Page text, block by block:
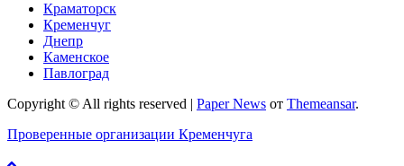
Краматорск
Кременчуг
Днепр
Каменское
Павлоград
Copyright © All rights reserved | Paper News от Themeansar.
Проверенные организации Кременчуга